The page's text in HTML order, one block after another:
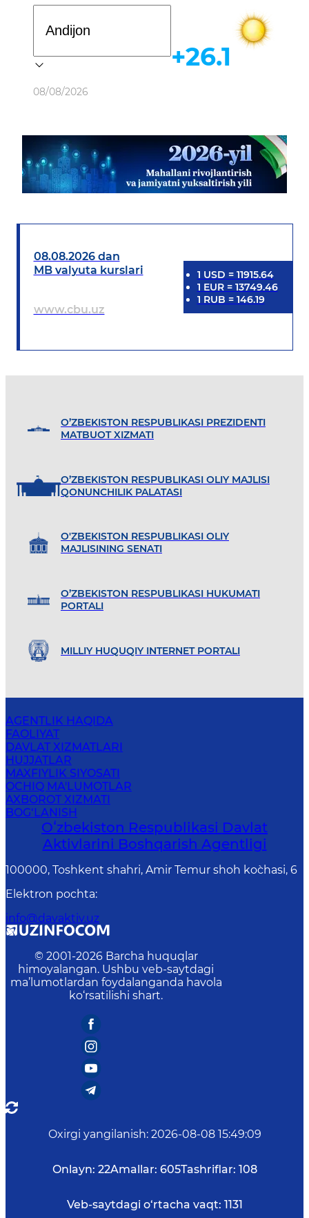
Ob-havo
08/08/2026
+26.1
08.08.2026 dan
MB valyuta kurslari
www.cbu.uz
1 USD = 11915.64
1 EUR= 13749.46
1 RUB = 146.19
O’ZBEKISTON RESPUBLIKASI PREZIDENTI
MATBUOT XIZMATI
O’ZBEKISTON RESPUBLIKASI OLIY MAJLISI
QONUNCHILIK PALATASI
O'ZBEKISTON RESPUBLIKASI OLIY
MAJLISINING SENATI
O’ZBEKISTON RESPUBLIKASI HUKUMATI
PORTALI
MILLIY HUQUQIY INTERNET PORTALI
AGENTLIK HAQIDA
FAOLIYAT
DAVLAT XIZMATLARI
HUJJATLAR
MAXFIYLIK SIYOSATI
OCHIQ MA'LUMOTLAR
AXBOROT XIZMATI
BOG‘LANISH
Oʻzbekiston Respublikasi Davlat
Aktivlarini Boshqarish Agentligi
100000, Toshkent shahri, Amir Temur shoh ko`chasi, 6
Elektron pochta:
info@davaktiv.uz
© 2001-2026 Barcha huquqlar
himoyalangan. Ushbu veb-saytdagi
ma’lumotlardan foydalanganda havola
ko‘rsatilishi shart.
Oxirgi yangilanish: 2026-08-08 15:49:09
Onlayn: 22Amallar: 605Tashriflar: 108
Veb-saytdagi o‘rtacha vaqt: 1131